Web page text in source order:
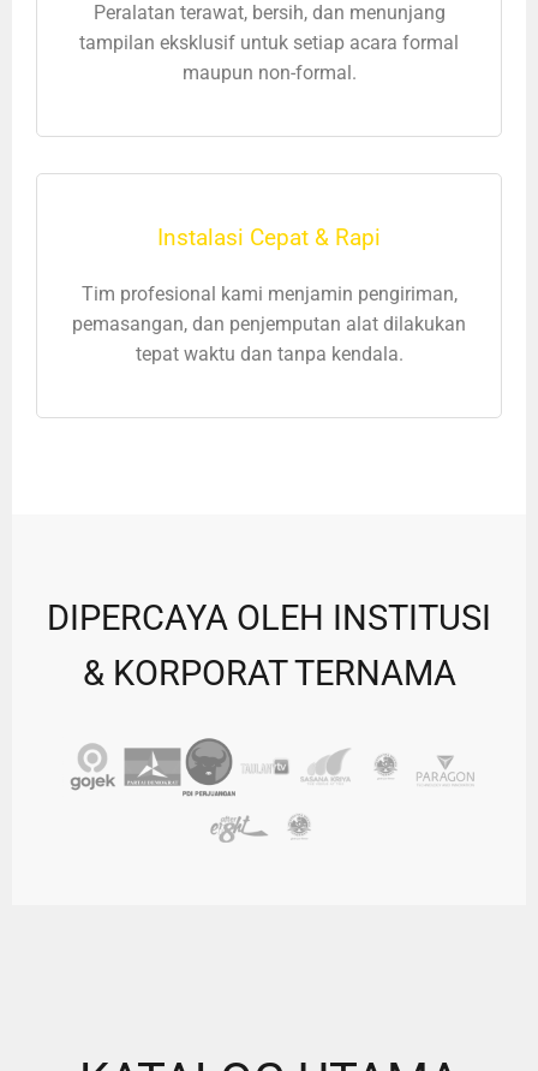
Peralatan terawat, bersih, dan menunjang
tampilan eksklusif untuk setiap acara formal
maupun non-formal.
Instalasi Cepat & Rapi
Tim profesional kami menjamin pengiriman,
pemasangan, dan penjemputan alat dilakukan
tepat waktu dan tanpa kendala.
DIPERCAYA OLEH INSTITUSI
& KORPORAT TERNAMA